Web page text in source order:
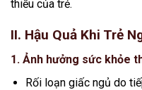
thiếu của trẻ.
II. Hậu Quả Khi Trẻ
1. Ảnh hưởng sức khỏe
Rối loạn giấc ngủ do